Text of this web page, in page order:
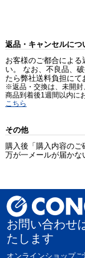
返品・キャンセルにつ
お客様のご都合によ
い。 なお、不良品、
たら弊社送料負担にて
※返品・交換は、未開封
商品到着後1週間以内に
こちら
その他
購入後「購入内容のご
万が一メールが届かな
お問い合わせ
たします
オンラインショップ